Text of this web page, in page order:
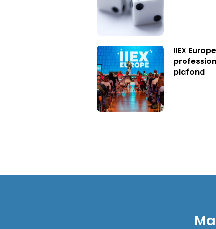
IIEX
plafond